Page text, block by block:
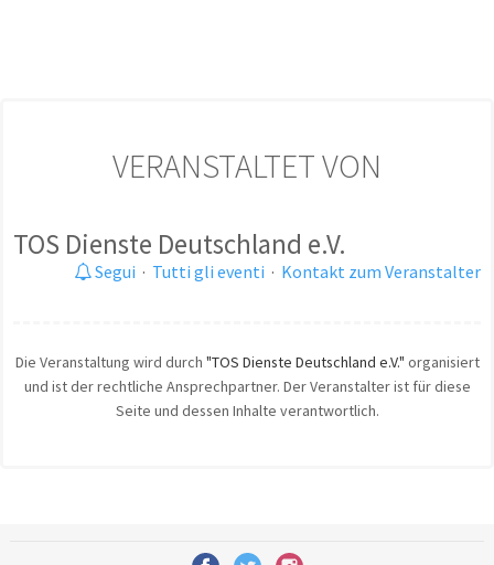
VERANSTALTET VON
TOS Dienste Deutschland e.V.
Segui · Tutti gli eventi · Kontakt zum Veranstalter
Die Veranstaltung wird durch "TOS Dienste Deutschland e.V." organisiert
und ist der rechtliche Ansprechpartner. Der Veranstalter ist für diese
Seite und dessen Inhalte verantwortlich.